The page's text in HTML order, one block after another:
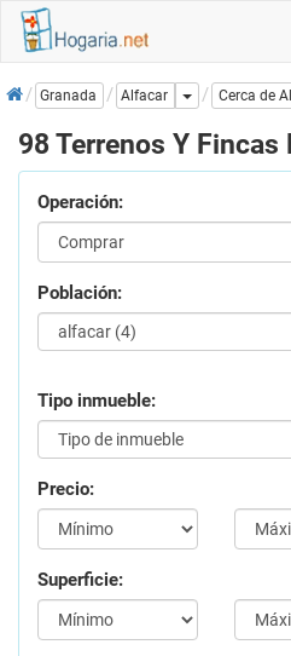
InicioGranada Alfacar Dropdown
Cerca de
98 Terrenos Y Fincas
Operación:
Población:
Tipo inmueble:
Precio:
Superficie: